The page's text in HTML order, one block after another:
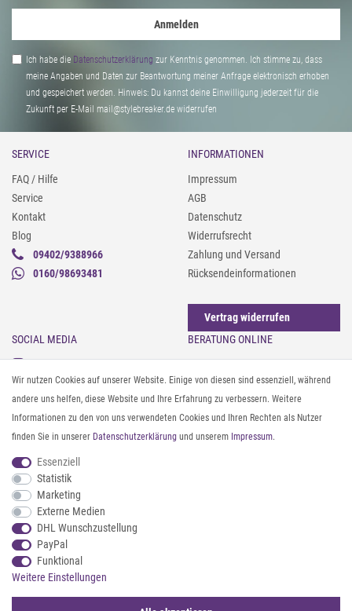
Anmelden
Ich habe die Daten­schutz­erklärung zur Kenntnis genommen. Ich stimme zu, dass
meine Angaben und Daten zur Beantwortung meiner Anfrage elektronisch erhoben
und gespeichert werden. Hinweis: Du kannst deine Einwilligung jederzeit für die
Zukunft per E-Mail mail@stylebreaker.de widerrufen
SERVICE
FAQ / Hilfe
Service
Kontakt
Blog
09402/9388966
0160/98693481
INFORMATIONEN
Impressum
AGB
Datenschutz
Widerrufsrecht
Zahlung und Versand
Rücksendeinformationen
Vertrag widerrufen
SOCIAL MEDIA
Facebook
Pinterest
Twitter
Youtube
Threads
BERATUNG ONLINE
Sonnenbrillen & UV-Schutz
Textilpflege
Textil- und Material-Guide
Geldbörse richtig organisieren
ZAHLUNG & VERSAND
Wir nutzen Cookies auf unserer Website. Einige von diesen sind essenziell, während
andere uns helfen, diese Website und Ihre Erfahrung zu verbessern. Weitere
Informationen zu den von uns verwendeten Cookies und Ihren Rechten als Nutzer
finden Sie in unserer Daten­schutz­erklärung und unserem Impressum.
Essenziell
Statistik
Marketing
Externe Medien
DHL Wunschzustellung
PayPal
Funktional
Weitere Einstellungen